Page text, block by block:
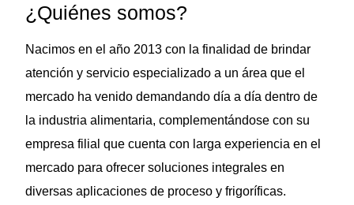
¿Quiénes somos?
Nacimos en el año 2013 con la finalidad de brindar
atención y servicio especializado a un área que el
mercado ha venido demandando día a día dentro de
la industria alimentaria, complementándose con su
empresa filial que cuenta con larga experiencia en el
mercado para ofrecer soluciones integrales en
diversas aplicaciones de proceso y frigoríficas.